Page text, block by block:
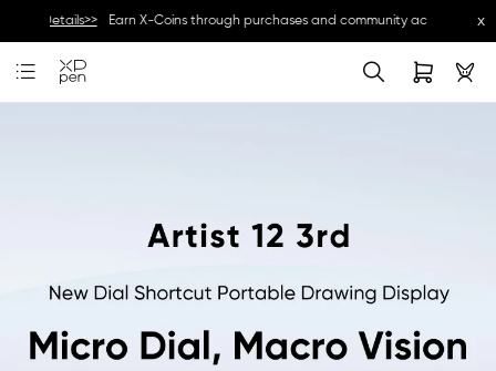
Details>> Earn X-Coins through purchases and community activities, x